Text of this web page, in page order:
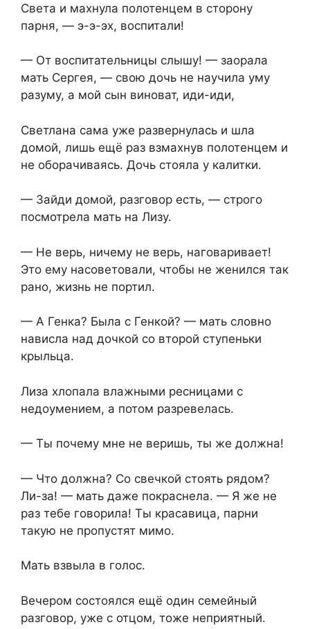
Света и махнула полотенцем в сторону
парня, — э-э-эх, воспитали!
— От воспитательницы слышу! — заорала
мать Сергея, — свою дочь не научила уму
разуму, а мой сын виноват, иди-иди,
Светлана сама уже развернулась и шла
домой, лишь ещё раз взмахнув полотенцем и
не оборачиваясь. Дочь стояла у калитки.
— Зайди домой, разговор есть, — строго
посмотрела мать на Лизу.
— Не верь, ничему не верь, наговаривает!
Это ему насоветовали, чтобы не женился так
рано, жизнь не портил.
— А Генка? Была с Генкой? — мать словно
нависла над дочкой со второй ступеньки
крыльца.
Лиза хлопала влажными ресницами с
недоумением, а потом разревелась.
— Ты почему мне не веришь, ты же должна!
— Что должна? Со свечкой стоять рядом?
Ли-за! — мать даже покраснела. — Я же не
раз тебе говорила! Ты красавица, парни
такую не пропустят мимо.
Мать взвыла в голос.
Вечером состоялся ещё один семейный
разговор, уже с отцом, тоже неприятный.